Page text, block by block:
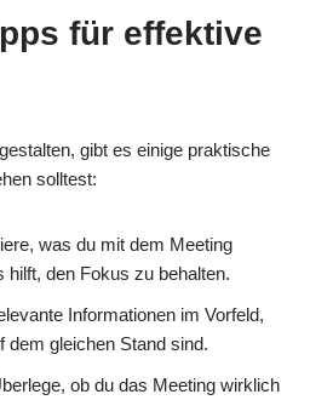
für effektive
gibt es einige praktische
solltest:
was du mit dem Meeting
den Fokus zu behalten.
Informationen im Vorfeld,
dem gleichen Stand sind.
ob du das Meeting wirklich